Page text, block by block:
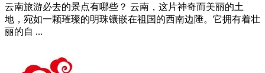
云南旅游必去的景点有哪些？ 云南，这片神奇而美丽的土
地，宛如一颗璀璨的明珠镶嵌在祖国的西南边陲。它拥有着壮
丽的自 ...